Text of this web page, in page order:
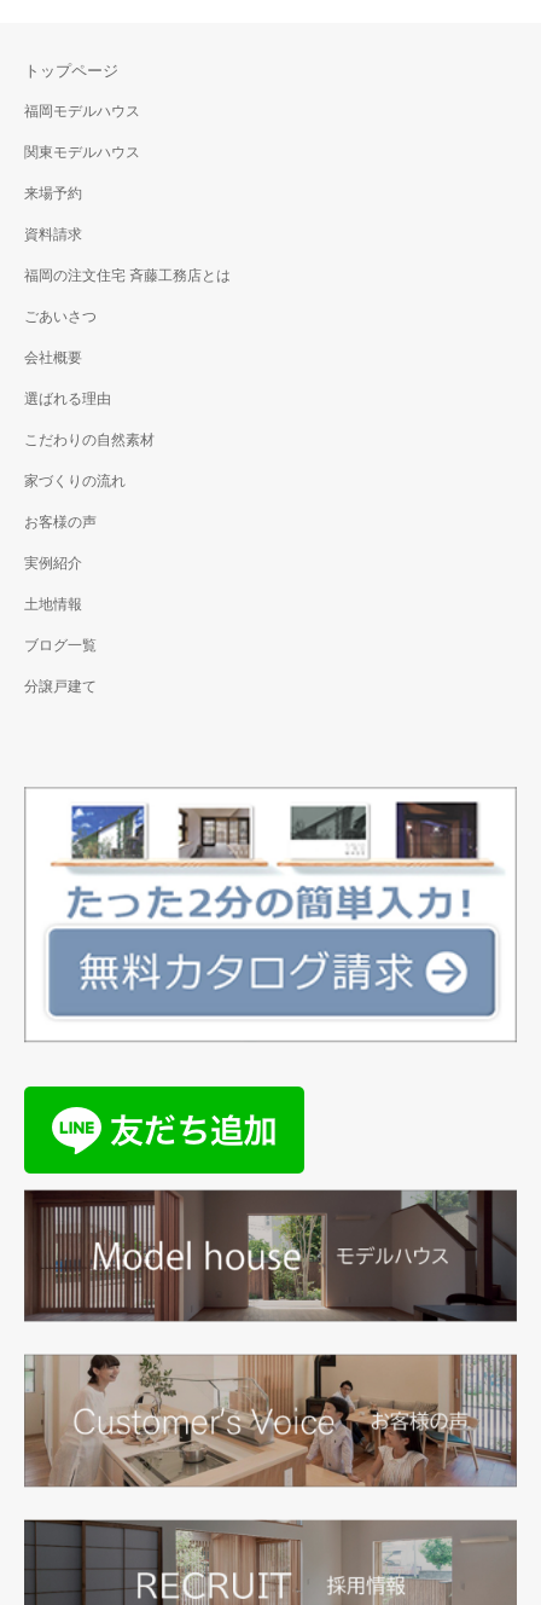
トップページ
福岡モデルハウス
関東モデルハウス
来場予約
資料請求
福岡の注文住宅 斉藤工務店とは
ごあいさつ
会社概要
選ばれる理由
こだわりの自然素材
家づくりの流れ
お客様の声
実例紹介
土地情報
ブログ一覧
分譲戸建て